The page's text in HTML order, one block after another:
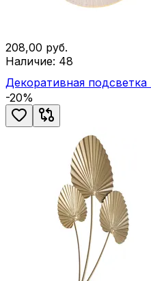
208,00 руб.
Наличие: 48
Декоративная подсветка
-20%